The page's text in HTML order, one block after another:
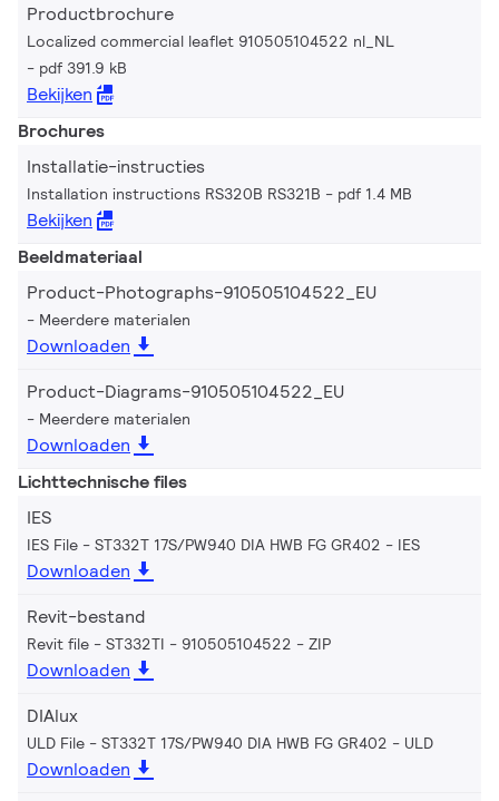
Productbrochure
Localized commercial leaflet 910505104522 nl_NL
pdf 391.9 kB
Bekijken
Brochures
Installatie-instructies
Installation instructions RS320B RS321B pdf 1.4 MB
Bekijken
Beeldmateriaal
Product-Photographs-910505104522_EU
Meerdere materialen
Downloaden
Product-Diagrams-910505104522_EU
Meerdere materialen
Downloaden
Lichttechnische files
IES
IES File - ST332T 17S/PW940 DIA HWB FG GR402 IES
Downloaden
Revit-bestand
Revit file - ST332TI - 910505104522 ZIP
Downloaden
DIAlux
ULD File - ST332T 17S/PW940 DIA HWB FG GR402 ULD
Downloaden